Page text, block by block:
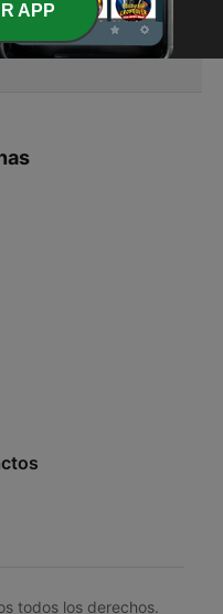
todos los derechos.
APP